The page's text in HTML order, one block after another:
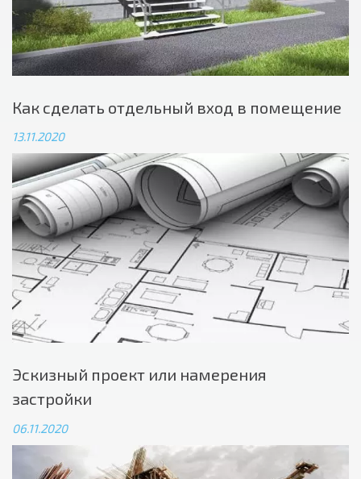
Как сделать отдельный вход в помещение
13.11.2020
Эскизный проект или намерения
застройки
06.11.2020